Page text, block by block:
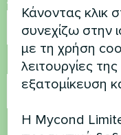
Ηλεκτρονικό
Σχόλιο
Κάνοντας κλικ
συνεχίζω στην
με τη χρήση
λειτουργίες
εξατομίκευση
Η Mycond